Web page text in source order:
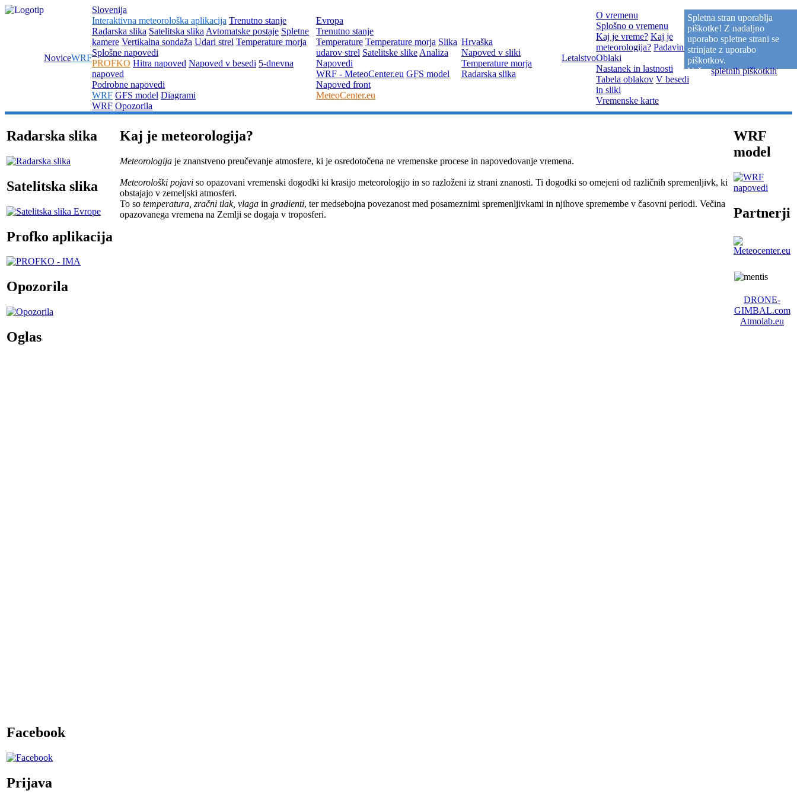
NoviceWRF
Slovenija
Interaktivna meteorološka aplikacija Trenutno stanje
Radarska slika Satelitska slika Avtomatske postaje Spletne
kamere Vertikalna sondaža Udari strel Temperature morja
Splošne napovedi
PROFKO Hitra napoved Napoved v besedi 5-dnevna
napoved
Podrobne napovedi
WRF GFS model Diagrami
WRF Opozorila
Evropa
Trenutno stanje
Temperature Temperature morja Slika
udarov strel Satelitske slike Analiza
Napovedi
WRF - MeteoCenter.eu GFS model
Napoved front
MeteoCenter.eu
Hrvaška
Napoved v sliki
Temperature morja
Radarska slika
Letalstvo
O vremenu
Splošno o vremenu
Kaj je vreme? Kaj je
meteorologija? Padavine
Oblaki
Nastanek in lastnosti
Tabela oblakov V besedi
in sliki
Vremenske karte
Spletne
kamere
Povezave
Radarska slika
Satelitska slika
Profko aplikacija
Opozorila
Oglas
Facebook
Prijava
Kaj je meteorologija?
Meteorologija je znanstveno preučevanje atmosfere, ki je osredotočena ne vremenske procese in napovedovanje vremena.
Meteorološki pojavi so opazovani vremenski dogodki ki krasijo meteorologijo in so razloženi iz strani znanosti. Ti dogodki so omejeni od različnih spremenljivk, ki
obstajajo v zemeljski atmosferi.
To so temperatura, zračni tlak, vlaga in gradienti, ter medsebojna povezanost med posameznimi spremenljivkami in njihove spremembe v časovni periodi. Večina
opazovanega vremena na Zemlji se dogaja v troposferi.
WRF
model
Partnerji
DRONE-
GIMBAL.com
Atmolab.eu
Spletna stran uporablja
piškotke! Z nadaljno
uporabo spletne strani se
strinjate z uporabo
piškotkov.
Več ospletnih piškotkih.